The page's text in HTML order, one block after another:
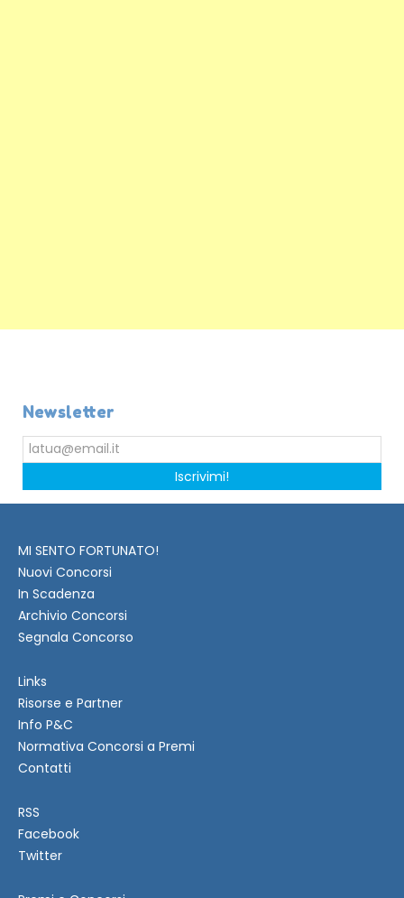
Newsletter
Iscrivimi!
MI SENTO FORTUNATO!
Nuovi Concorsi
In Scadenza
Archivio Concorsi
Segnala Concorso
Links
Risorse e Partner
Info P&C
Normativa Concorsi a Premi
Contatti
RSS
Facebook
Twitter